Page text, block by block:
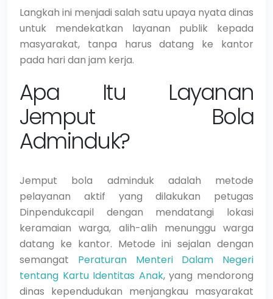
Langkah ini menjadi salah satu upaya nyata dinas
untuk mendekatkan layanan publik kepada
masyarakat, tanpa harus datang ke kantor
pada hari dan jam kerja.
Apa Itu Layanan
Jemput Bola
Adminduk?
Jemput bola adminduk adalah metode
pelayanan aktif yang dilakukan petugas
Dinpendukcapil dengan mendatangi lokasi
keramaian warga, alih-alih menunggu warga
datang ke kantor. Metode ini sejalan dengan
semangat Peraturan Menteri Dalam Negeri
tentang Kartu Identitas Anak, yang mendorong
dinas kependudukan menjangkau masyarakat